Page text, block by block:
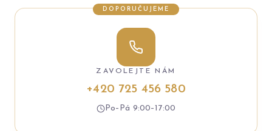
DOPORUČUJEME
ZAVOLEJTE NÁM
+420 725 456 580
Po–Pá 9:00–17:00